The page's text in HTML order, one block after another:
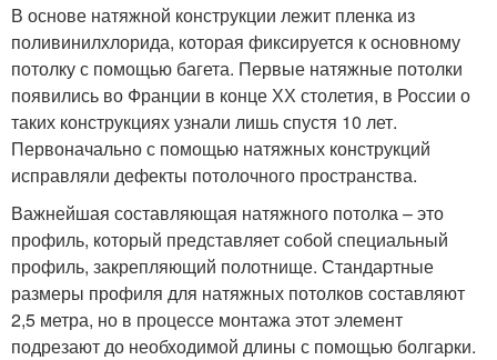
В основе натяжной конструкции лежит пленка из
поливинилхлорида, которая фиксируется к основному
потолку с помощью багета. Первые натяжные потолки
появились во Франции в конце ХХ столетия, в России о
таких конструкциях узнали лишь спустя 10 лет.
Первоначально с помощью натяжных конструкций
исправляли дефекты потолочного пространства.
Важнейшая составляющая натяжного потолка – это
профиль, который представляет собой специальный
профиль, закрепляющий полотнище. Стандартные
размеры профиля для натяжных потолков составляют
2,5 метра, но в процессе монтажа этот элемент
подрезают до необходимой длины с помощью болгарки.